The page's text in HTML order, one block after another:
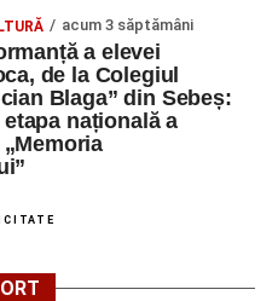
acum 3 săptămâni
a elevei
de la Colegiul
Blaga” din Sebeș:
națională a